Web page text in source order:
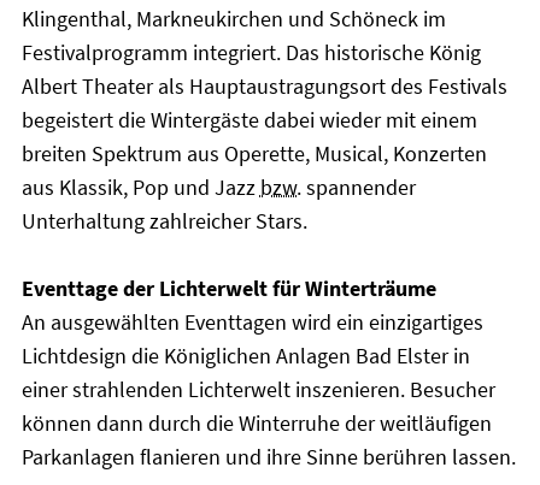
Klingenthal, Markneukirchen und Schöneck im
Festivalprogramm integriert. Das historische König
Albert Theater als Hauptaustragungsort des Festivals
begeistert die Wintergäste dabei wieder mit einem
breiten Spektrum aus Operette, Musical, Konzerten
aus Klassik, Pop und Jazz bzw.spannender
Unterhaltung zahlreicher Stars.
Eventtage der Lichterwelt für Winterträume
An ausgewählten Eventtagen wird ein einzigartiges
Lichtdesign die Königlichen Anlagen Bad Elster in
einer strahlenden Lichterwelt inszenieren. Besucher
können dann durch die Winterruhe der weitläufigen
Parkanlagen flanieren und ihre Sinne berühren lassen.